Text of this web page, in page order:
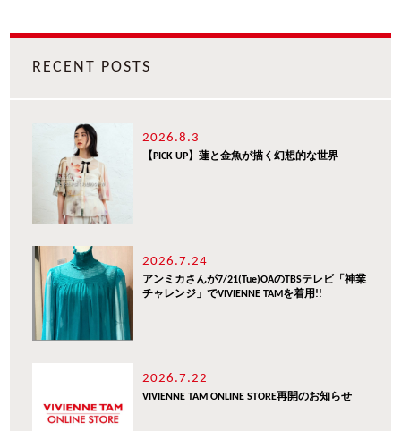
RECENT POSTS
2026.8.3
【PICK UP】蓮と金魚が描く幻想的な世界
2026.7.24
アンミカさんが7/21(Tue)OAのTBSテレビ「神業
チャレンジ」でVIVIENNE TAMを着用!!
2026.7.22
VIVIENNE TAM ONLINE STORE再開のお知らせ